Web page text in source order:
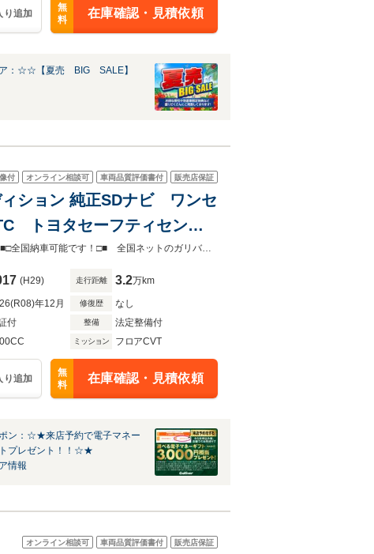
り追加
無
料
在庫確認・見積依頼
：☆☆【夏売 BIG SALE】
付 オンライン相談可 車両品質評価書付 販売店保証
ション 純正SDナビ ワンセ
トヨタセーフティセン
キープ 純正フロアマッ Gulliver安積店は国道４号線沿い、ビックパレットふくしま前にございます!!■□全国納車可能です！□■ 全国ネットのガリバーだからこそできるサービス！納車の相談に乗ります！
(H29) 走行距離 3.2万km
年12月 修復歴 なし
付 整備 法定整備付
ミッション フロアCVT
り追加
無
料
在庫確認・見積依頼
ン：☆★来店予約で電子マネー
プレゼント！！☆★
情報
オンライン相談可 車両品質評価書付 販売店保証